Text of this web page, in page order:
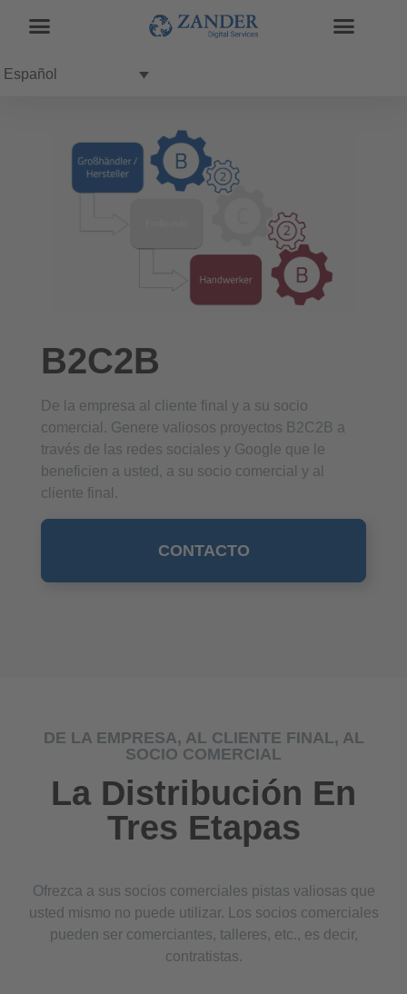
Español
B2C2B
De la empresa al cliente final y a su socio
comercial. Genere valiosos proyectos B2C2B a
través de las redes sociales y Google que le
beneficien a usted, a su socio comercial y al
cliente final.
CONTACTO
DE LA EMPRESA, AL CLIENTE FINAL, AL
SOCIO COMERCIAL
La Distribución En
Tres Etapas
Ofrezca a sus socios comerciales pistas valiosas que
usted mismo no puede utilizar. Los socios comerciales
pueden ser comerciantes, talleres, etc., es decir,
contratistas.